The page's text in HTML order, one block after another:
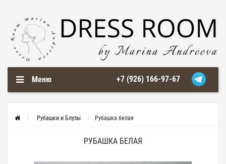
Меню +7 (926) 166-97-67
Рубашки и Блузы Рубашка белая
РУБАШКА БЕЛАЯ